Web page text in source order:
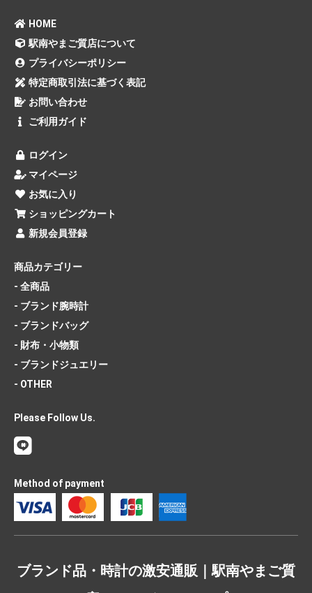
HOME
駅南やまご質店について
プライバシーポリシー
特定商取引法に基づく表記
お問い合わせ
ご利用ガイド
ログイン
マイページ
お気に入り
ショッピングカート
新規会員登録
商品カテゴリー
- 全商品
- ブランド腕時計
- ブランドバッグ
- 財布・小物類
- ブランドジュエリー
- OTHER
Please Follow Us.
Method of payment
ブランド品・時計の激安通販｜駅南やまご質